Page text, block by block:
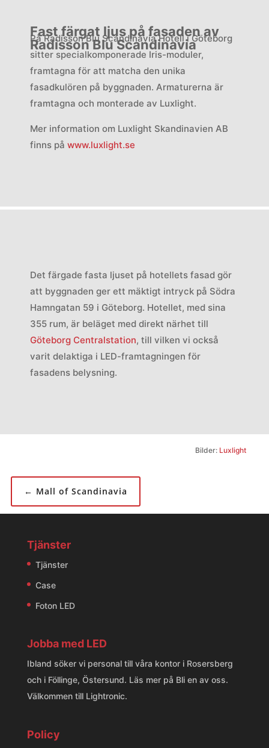
Fast färgat ljus på fasaden av
Radisson Blu Scandinavia
På Radisson Blu Scandinavia Hotell i Göteborg
sitter specialkomponerade Iris-moduler,
framtagna för att matcha den unika
fasadkulören på byggnaden. Armaturerna är
framtagna och monterade av Luxlight.
Mer information om Luxlight Skandinavien AB
finns på www.luxlight.se
Det färgade fasta ljuset på hotellets fasad gör
att byggnaden ger ett mäktigt intryck på Södra
Hamngatan 59 i Göteborg. Hotellet, med sina
355 rum, är beläget med direkt närhet till
Göteborg Centralstation, till vilken vi också
varit delaktiga i LED-framtagningen för
fasadens belysning.
Bilder: Luxlight
← Mall of Scandinavia
Tjänster
Tjänster
Case
Foton LED
Jobba med LED
Ibland söker vi personal till våra kontor i Rosersberg
och i Föllinge, Östersund. Läs mer på Bli en av oss.
Välkommen till Lightronic.
Policy